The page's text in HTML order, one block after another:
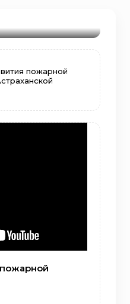
пожарной